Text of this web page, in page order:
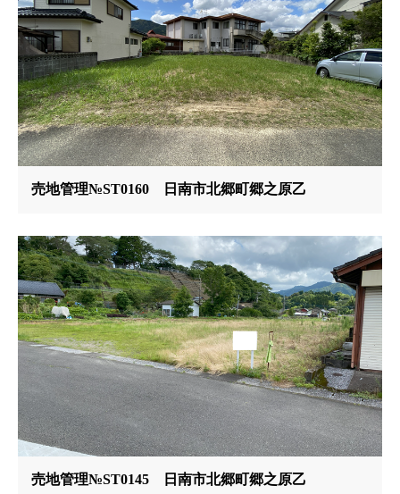
売地管理№ST0160 日南市北郷町郷之原乙
売地管理№ST0145 日南市北郷町郷之原乙